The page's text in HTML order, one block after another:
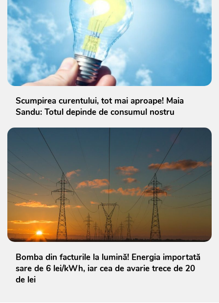
Scumpirea curentului, tot mai aproape! Maia
Sandu: Totul depinde de consumul nostru
Bomba din facturile la lumină! Energia importată
sare de 6 lei/kWh, iar cea de avarie trece de 20
de lei